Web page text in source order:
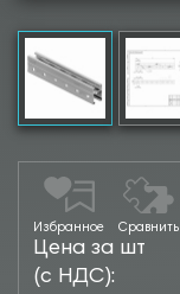
Избранное Сравнить
Цена за шт
(с НДС):